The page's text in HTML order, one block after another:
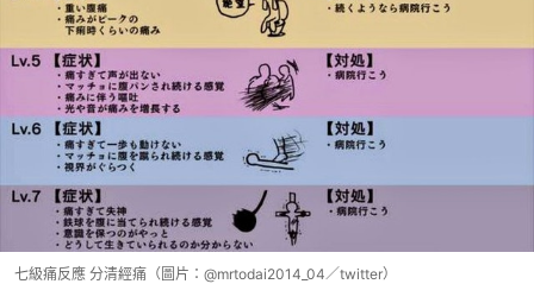
七級痛反應 分清經痛（圖片：@mrtodai2014_04／twitter）